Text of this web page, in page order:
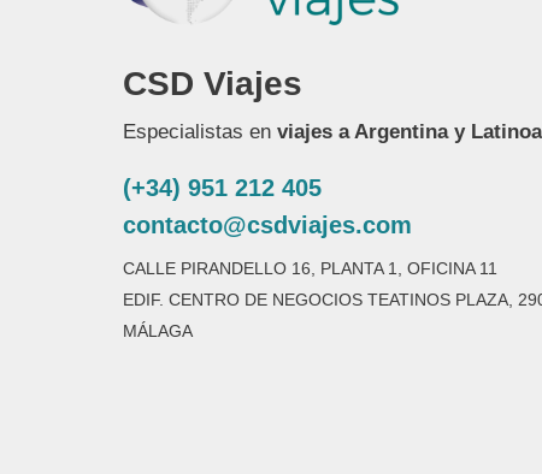
CSD Viajes
Especialistas en viajes a Argentina y
(+34) 951 212 405
contacto@csdviajes.com
CALLE PIRANDELLO 16, PLANTA 1, OFICINA 11
EDIF. CENTRO DE NEGOCIOS TEATINOS PLAZA,
MÁLAGA